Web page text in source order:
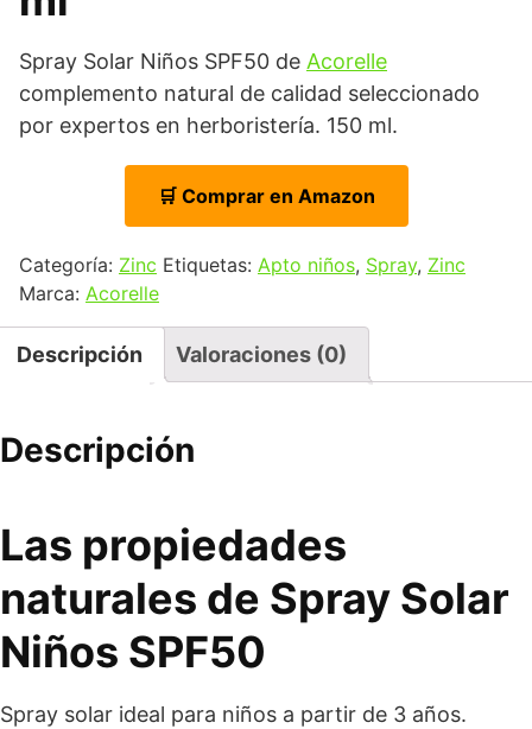
Spray Solar Niños SPF50 de Acorelle
complemento natural de calidad seleccionado
por expertos en herboristería. 150 ml.
🛒 Comprar en Amazon
Categoría: Zinc Etiquetas: Apto niños, Spray, Zinc
Marca: Acorelle
Descripción Valoraciones (0)
Descripción
Las propiedades
naturales de Spray Solar
Niños SPF50
Spray solar ideal para niños a partir de 3 años.